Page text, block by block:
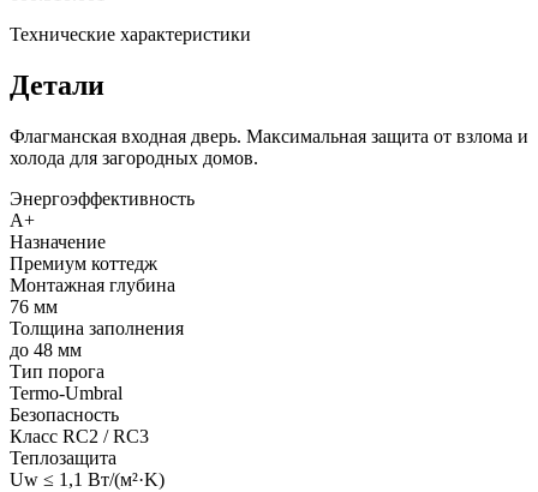
Технические характеристики
Детали
Флагманская входная дверь. Максимальная защита от взлома и
холода для загородных домов.
Энергоэффективность
A+
Назначение
Премиум коттедж
Монтажная глубина
76 мм
Толщина заполнения
до 48 мм
Тип порога
Termo-Umbral
Безопасность
Класс RC2 / RC3
Теплозащита
Uw ≤ 1,1 Вт/(м²·K)